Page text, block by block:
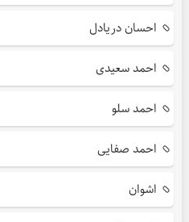
احسان دریادل
احمد سعیدی
احمد سلو
احمد صفایی
اشوان